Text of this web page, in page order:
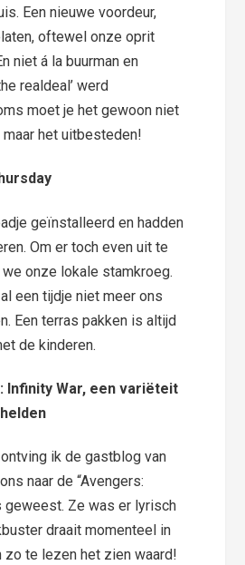
Een nieuwe voordeur,
oftewel onze oprit
niet á la buurman en
realdeal’ werd
moet je het gewoon niet
het uitbesteden!
geïnstalleerd en hadden
Om er toch even uit te
onze lokale stamkroeg.
een tijdje niet meer ons
Een terras pakken is altijd
de kinderen.
Infinity War, een variëteit
ik de gastblog van
naar de “Avengers:
geweest. Ze was er lyrisch
draait momenteel in
zo te lezen het zien waard!